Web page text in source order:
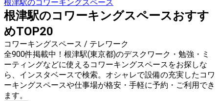
根津駅のコワーキングスペース
根津駅のコワーキングスペースおすす
めTOP20
コワーキングスペース / テレワーク
全900件掲載中！根津駅(東京都)のデスクワーク・勉強・ミ
ーティングなどに使えるコワーキングスペースをお探しな
ら、インスタベースで検索。オシャレで設備の充実したコワ
ーキングスペースや仕事場が格安・手軽に予約・ご利用でき
ます。